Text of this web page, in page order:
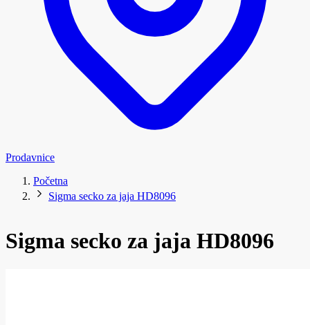
Prodavnice
Početna
Sigma secko za jaja HD8096
Sigma secko za jaja HD8096